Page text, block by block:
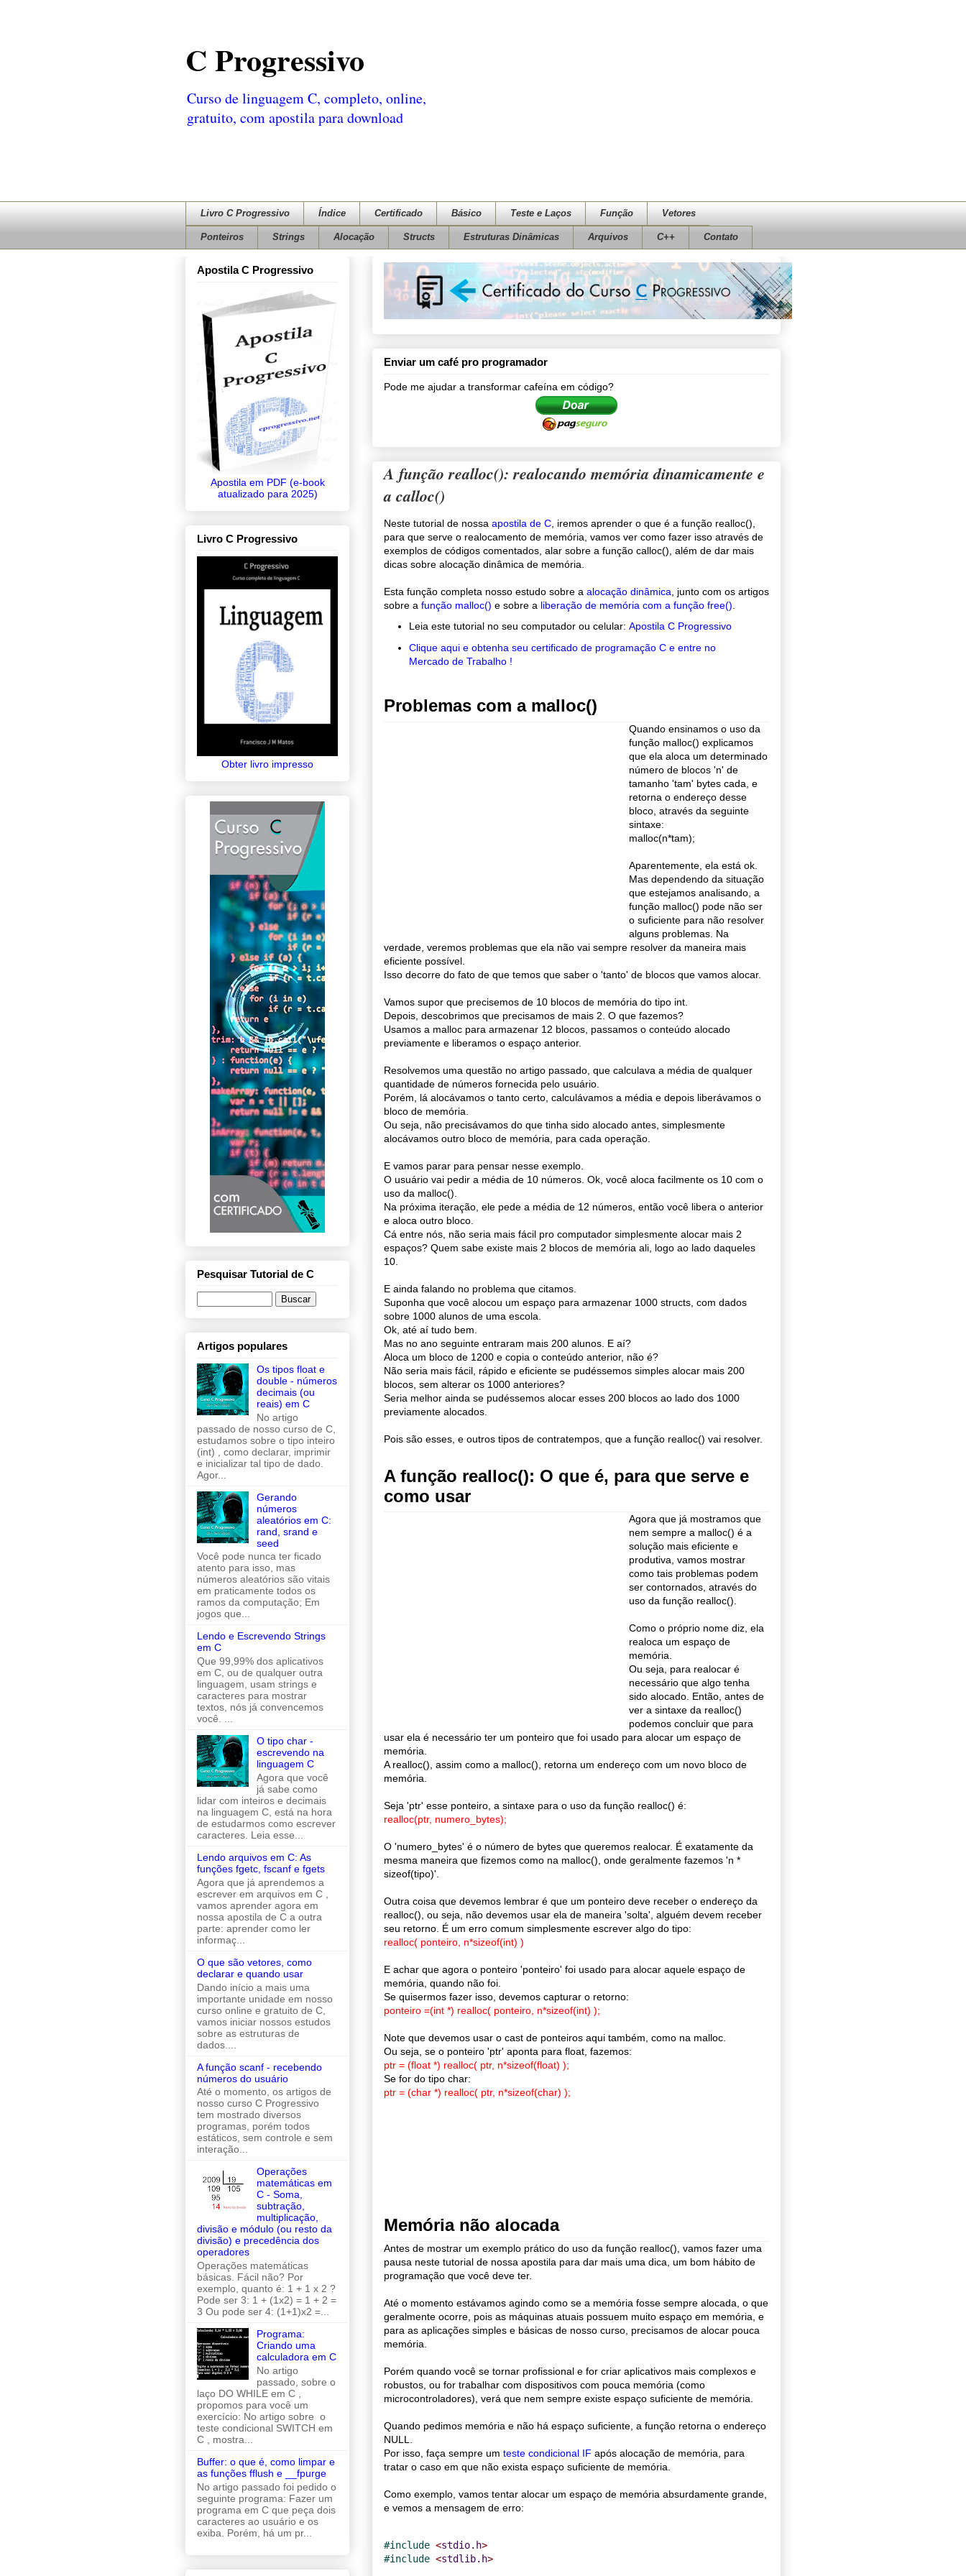
C Progressivo
Curso de linguagem C, completo, online,
gratuito, com apostila para download
Livro C Progressivo Índice Certificado Básico Teste e Laços Função Vetores
Ponteiros Strings Alocação Structs Estruturas Dinâmicas Arquivos C++ Contato
Enviar um café pro programador
Pode me ajudar a transformar cafeína em código?
A função realloc(): realocando memória dinamicamente e
a calloc()
Neste tutorial de nossa apostila de C , iremos aprender o que é a função realloc(),
para que serve o realocamento de memória, vamos ver como fazer isso através de
exemplos de códigos comentados, alar sobre a função calloc(), além de dar mais
dicas sobre alocação dinâmica de memória.
Esta função completa nosso estudo sobre a alocação dinâmica , junto com os artigos
sobre a função malloc() e sobre a liberação de memória com a função free()
Leia este tutorial no seu computador ou celular: Apostila C Progressivo
Clique aqui e obtenha seu certificado de programação C e entre no
Mercado de Trabalho !
Problemas com a malloc()
Quando ensinamos o uso da
função malloc() explicamos
que ela aloca um determinado
número de blocos 'n' de
tamanho 'tam' bytes cada, e
retorna o endereço desse
bloco, através da seguinte
sintaxe:
malloc(n*tam);
Aparentemente, ela está ok.
Mas dependendo da situação
que estejamos analisando, a
função malloc() pode não ser
o suficiente para não resolver
alguns problemas. Na
verdade, veremos problemas que ela não vai sempre resolver da maneira mais
eficiente possível.
Isso decorre do fato de que temos que saber o 'tanto' de blocos que vamos alocar.
Vamos supor que precisemos de 10 blocos de memória do tipo int.
Depois, descobrimos que precisamos de mais 2. O que fazemos?
Usamos a malloc para armazenar 12 blocos, passamos o conteúdo alocado
previamente e liberamos o espaço anterior.
Resolvemos uma questão no artigo passado, que calculava a média de qualquer
quantidade de números fornecida pelo usuário.
Porém, lá alocávamos o tanto certo, calculávamos a média e depois liberávamos o
bloco de memória.
Ou seja, não precisávamos do que tinha sido alocado antes, simplesmente
alocávamos outro bloco de memória, para cada operação.
E vamos parar para pensar nesse exemplo.
O usuário vai pedir a média de 10 números. Ok, você aloca facilmente os 10 com o
uso da malloc().
Na próxima iteração, ele pede a média de 12 números, então você libera o anterior
e aloca outro bloco.
Cá entre nós, não seria mais fácil pro computador simplesmente alocar mais 2
espaços? Quem sabe existe mais 2 blocos de memória ali, logo ao lado daqueles
10.
E ainda falando no problema que citamos.
Suponha que você alocou um espaço para armazenar 1000 structs, com dados
sobre 1000 alunos de uma escola.
Ok, até aí tudo bem.
Mas no ano seguinte entraram mais 200 alunos. E aí?
Aloca um bloco de 1200 e copia o conteúdo anterior, não é?
Não seria mais fácil, rápido e eficiente se pudéssemos simples alocar mais 200
blocos, sem alterar os 1000 anteriores?
Seria melhor ainda se pudéssemos alocar esses 200 blocos ao lado dos 1000
previamente alocados.
Pois são esses, e outros tipos de contratempos, que a função realloc() vai resolver.
A função realloc(): O que é, para que serve e
como usar
Agora que já mostramos que
nem sempre a malloc() é a
solução mais eficiente e
produtiva, vamos mostrar
como tais problemas podem
ser contornados, através do
uso da função realloc().
Como o próprio nome diz, ela
realoca um espaço de
memória.
Ou seja, para realocar é
necessário que algo tenha
sido alocado. Então, antes de
ver a sintaxe da realloc()
podemos concluir que para
usar ela é necessário ter um ponteiro que foi usado para alocar um espaço de
memória.
A realloc(), assim como a malloc(), retorna um endereço com um novo bloco de
memória.
Seja 'ptr' esse ponteiro, a sintaxe para o uso da função realloc() é:
realloc(ptr, numero_bytes);
O 'numero_bytes' é o número de bytes que queremos realocar. É exatamente da
mesma maneira que fizemos como na malloc(), onde geralmente fazemos 'n *
sizeof(tipo)'.
Outra coisa que devemos lembrar é que um ponteiro deve receber o endereço da
realloc(), ou seja, não devemos usar ela de maneira 'solta', alguém devem receber
seu retorno. É um erro comum simplesmente escrever algo do tipo:
realloc( ponteiro, n*sizeof(int) )
E achar que agora o ponteiro 'ponteiro' foi usado para alocar aquele espaço de
memória, quando não foi.
Se quisermos fazer isso, devemos capturar o retorno:
ponteiro =(int *) realloc( ponteiro, n*sizeof(int) );
Note que devemos usar o cast de ponteiros aqui também, como na malloc.
Ou seja, se o ponteiro 'ptr' aponta para float, fazemos:
ptr = (float *) realloc( ptr, n*sizeof(float) );
Se for do tipo char:
ptr = (char *) realloc( ptr, n*sizeof(char) );
Memória não alocada
Antes de mostrar um exemplo prático do uso da função realloc(), vamos fazer uma
pausa neste tutorial de nossa apostila para dar mais uma dica, um bom hábito de
programação que você deve ter.
Até o momento estávamos agindo como se a memória fosse sempre alocada, o que
geralmente ocorre, pois as máquinas atuais possuem muito espaço em memória, e
para as aplicações simples e básicas de nosso curso, precisamos de alocar pouca
memória.
Porém quando você se tornar profissional e for criar aplicativos mais complexos e
robustos, ou for trabalhar com dispositivos com pouca memória (como
microcontroladores), verá que nem sempre existe espaço suficiente de memória.
Quando pedimos memória e não há espaço suficiente, a função retorna o endereço
NULL.
Por isso, faça sempre um teste condicional IF após alocação de memória, para
tratar o caso em que não exista espaço suficiente de memória.
Como exemplo, vamos tentar alocar um espaço de memória absurdamente grande,
e vemos a mensagem de erro:
#include <stdio.h>
#include <stdlib.h>
Apostila C Progressivo
Apostila em PDF (e-book
atualizado para 2025)
Livro C Progressivo
Obter livro impresso
Pesquisar Tutorial de C
Artigos populares
Os tipos float e
double - números
decimais (ou
reais) em C
No artigo
passado de nosso curso de C,
estudamos sobre o tipo inteiro
(int) , como declarar, imprimir
e inicializar tal tipo de dado.
Agor...
Gerando
números
aleatórios em C:
rand, srand e
seed
Você pode nunca ter ficado
atento para isso, mas
números aleatórios são vitais
em praticamente todos os
ramos da computação; Em
jogos que...
Lendo e Escrevendo Strings
em C
Que 99,99% dos aplicativos
em C, ou de qualquer outra
linguagem, usam strings e
caracteres para mostrar
textos, nós já convencemos
você. ...
O tipo char -
escrevendo na
linguagem C
Agora que você
já sabe como
lidar com inteiros e decimais
na linguagem C, está na hora
de estudarmos como escrever
caracteres. Leia esse...
Lendo arquivos em C: As
funções fgetc, fscanf e fgets
Agora que já aprendemos a
escrever em arquivos em C ,
vamos aprender agora em
nossa apostila de C a outra
parte: aprender como ler
informaç...
O que são vetores, como
declarar e quando usar
Dando início a mais uma
importante unidade em nosso
curso online e gratuito de C,
vamos iniciar nossos estudos
sobre as estruturas de
dados....
A função scanf - recebendo
números do usuário
Até o momento, os artigos de
nosso curso C Progressivo
tem mostrado diversos
programas, porém todos
estáticos, sem controle e sem
interação...
Operações
matemáticas em
C - Soma,
subtração,
multiplicação,
divisão e módulo (ou resto da
divisão) e precedência dos
operadores
Operações matemáticas
básicas. Fácil não? Por
exemplo, quanto é: 1 + 1 x 2 ?
Pode ser 3: 1 + (1x2) = 1 + 2 =
3 Ou pode ser 4: (1+1)x2 =...
Programa:
Criando uma
calculadora em C
No artigo
passado, sobre o
laço DO WHILE em C ,
propomos para você um
exercício: No artigo sobre o
teste condicional SWITCH em
C , mostra...
Buffer: o que é, como limpar e
as funções fflush e __fpurge
No artigo passado foi pedido o
seguinte programa: Fazer um
programa em C que peça dois
caracteres ao usuário e os
exiba. Porém, há um pr...